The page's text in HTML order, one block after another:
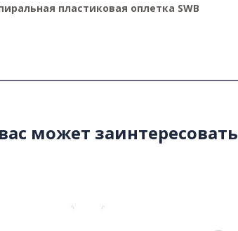
пластиковая оплетка SWB
может заинтересовать